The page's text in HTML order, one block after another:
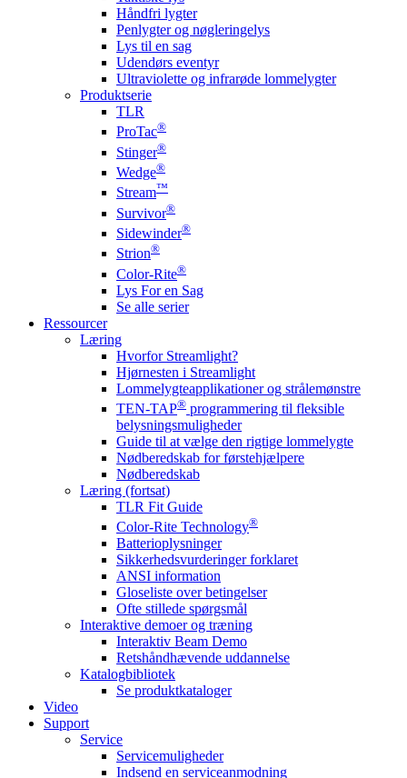
Håndfri lygter
Penlygter og nøgleringelys
Lys til en sag
Udendørs eventyr
Ultraviolette og infrarøde lommelygter
Produktserie
TLR
ProTac®
Stinger®
Wedge®
Stream™
Survivor®
Sidewinder®
Strion®
Color-Rite®
Lys For en Sag
Se alle serier
Ressourcer
Læring
Hvorfor Streamlight?
Hjørnesten i Streamlight
Lommelygteapplikationer og strålemønstre
TEN-TAP® programmering til fleksible
belysningsmuligheder
Guide til at vælge den rigtige lommelygte
Nødberedskab for førstehjælpere
Nødberedskab
Læring (fortsat)
TLR Fit Guide
Color-Rite Technology®
Batterioplysninger
Sikkerhedsvurderinger forklaret
ANSI information
Gloseliste over betingelser
Ofte stillede spørgsmål
Interaktive demoer og træning
Interaktiv Beam Demo
Retshåndhævende uddannelse
Katalogbibliotek
Se produktkataloger
Video
Support
Service
Servicemuligheder
Indsend en serviceanmodning